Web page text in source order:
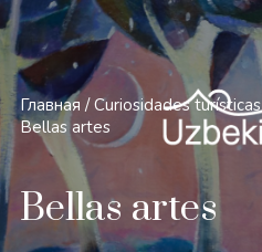
Главная / Curiosidades turísticas
Bellas artes
Bellas artes